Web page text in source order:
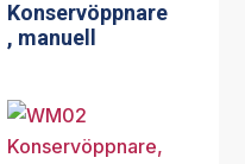
Konservöppnare
, manuell